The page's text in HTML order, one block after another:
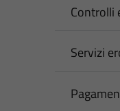
Controlli
Servizi